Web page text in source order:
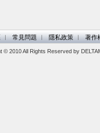
︱ 常見問題 ︱ 隱私政策 ︱ 著作
© 2010 All Rights Reserved by